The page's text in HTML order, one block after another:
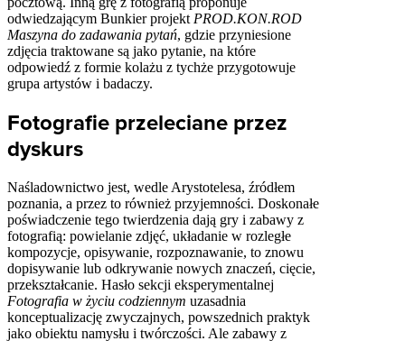
odwiedzającym Bunkier projekt PROD.KON.ROD
Maszyna do zadawania pytań, gdzie przyniesione
zdjęcia traktowane są jako pytanie, na które
odpowiedź z formie kolażu z tychże przygotowuje
grupa artystów i badaczy.
Fotografie przeleciane przez
dyskurs
Naśladownictwo jest, wedle Arystotelesa, źródłem
poznania, a przez to również przyjemności. Doskonałe
poświadczenie tego twierdzenia dają gry i zabawy z
fotografią: powielanie zdjęć, układanie w rozległe
kompozycje, opisywanie, rozpoznawanie, to znowu
dopisywanie lub odkrywanie nowych znaczeń, cięcie,
przekształcanie. Hasło sekcji eksperymentalnej
Fotografia w życiu codziennym uzasadnia
konceptualizację zwyczajnych, powszednich praktyk
jako obiektu namysłu i twórczości. Ale zabawy z